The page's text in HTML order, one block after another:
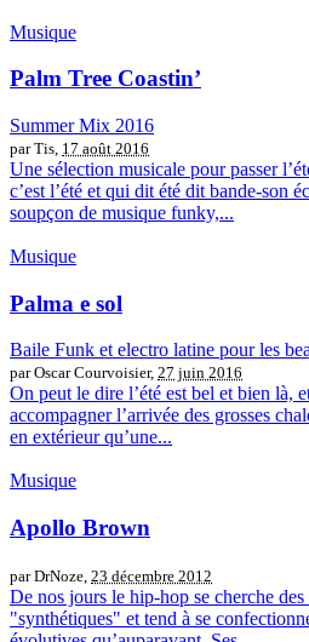
Musique
Palm Tree Coastin’
Summer Mix 2016
par Tis, 17 août 2016
Une sélection musicale pour passer
c’est l’été et qui dit été dit bande-son
soupçon de musique funky,...
Musique
Palma e sol
Baile Funk et electro latine pour les
par Oscar Courvoisier, 27 juin 2016
On peut le dire l’été est bel et bien là,
accompagner l’arrivée des grosses
en extérieur qu’une...
Musique
Apollo Brown
par DrNoze, 23 décembre 2012
De nos jours le hip-hop se cherche
"synthétiques" et tend à se